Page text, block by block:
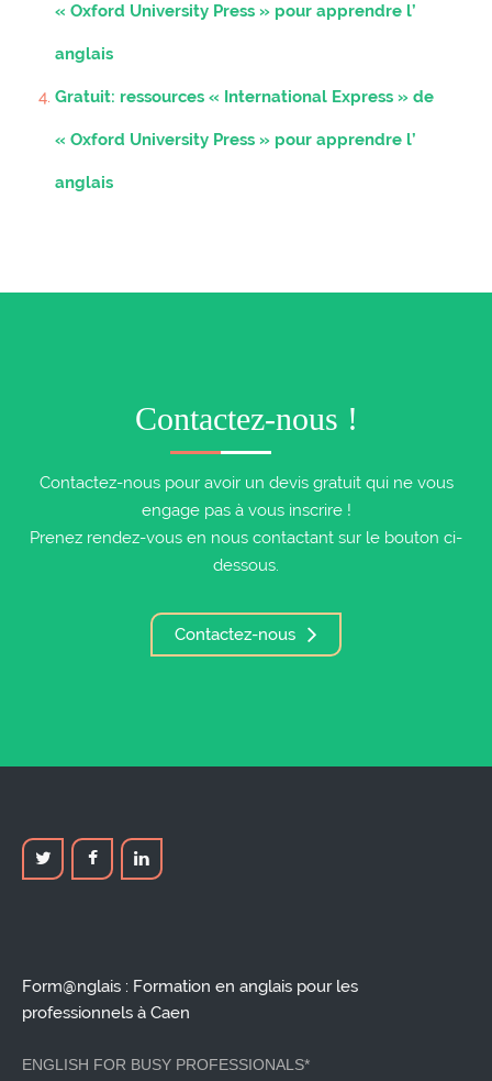
« Oxford University Press » pour apprendre l’
anglais
Gratuit: ressources « International Express » de
« Oxford University Press » pour apprendre l’
anglais
Contactez-nous !
Contactez-nous pour avoir un devis gratuit qui ne vous
engage pas à vous inscrire !
Prenez rendez-vous en nous contactant sur le bouton ci-
dessous.
Contactez-nous
Form@nglais : Formation en anglais pour les
professionnels à Caen
ENGLISH FOR BUSY PROFESSIONALS*